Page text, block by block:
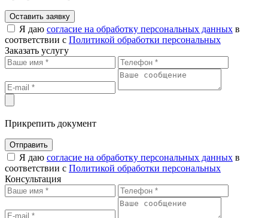
Оставить заявку
Я даю согласие на обработку персональных данных в
соответствии с Политикой обработки персональных
Заказать услугу
Прикрепить документ
Отправить
Я даю согласие на обработку персональных данных в
соответствии с Политикой обработки персональных
Консультация